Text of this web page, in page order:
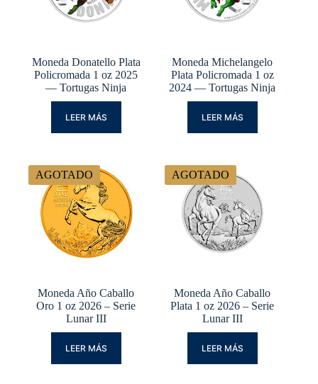
Moneda Donatello Plata
Policromada 1 oz 2025
— Tortugas Ninja
LEER MÁS
Moneda Michelangelo
Plata Policromada 1 oz
2024 — Tortugas Ninja
LEER MÁS
AGOTADO
Moneda Año Caballo
Oro 1 oz 2026 – Serie
Lunar III
LEER MÁS
AGOTADO
Moneda Año Caballo
Plata 1 oz 2026 – Serie
Lunar III
LEER MÁS